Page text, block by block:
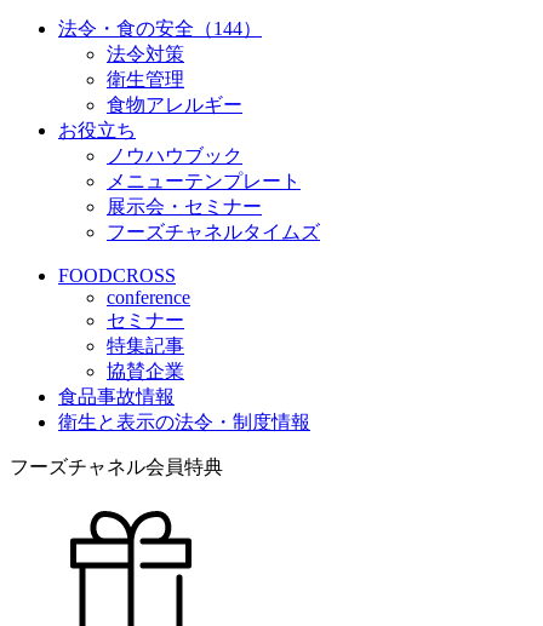
法令・食の安全（144）
法令対策
衛生管理
食物アレルギー
お役立ち
ノウハウブック
メニューテンプレート
展示会・セミナー
フーズチャネルタイムズ
FOODCROSS
conference
セミナー
特集記事
協賛企業
食品事故情報
衛生と表示の法令・制度情報
フーズチャネル会員特典